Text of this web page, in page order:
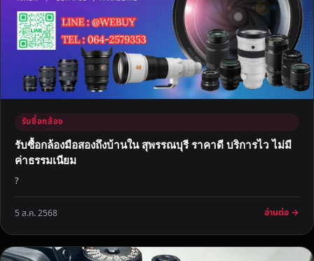
รับซื้อกล้อง
รับซื้อกล้องมือสองถึงบ้านใน สุพรรณบุรี ราคาดี บริการไว ไม่มี
ค่าธรรมเนียม
?
5 ส.ค. 2568 อ่านต่อ →